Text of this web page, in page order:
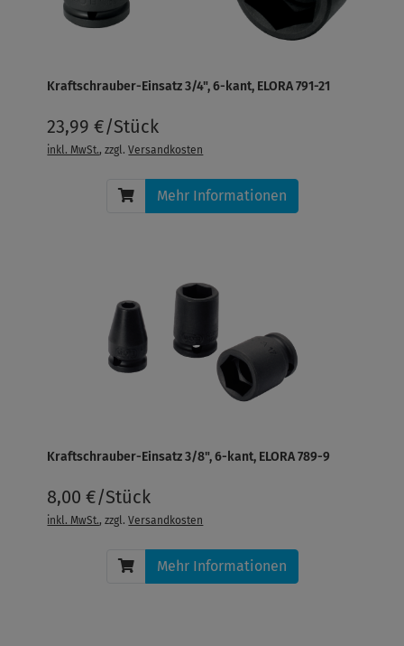
Kraftschrauber-Einsatz 3/4", 6-kant, ELORA 791-21
23,99 €/Stück
inkl. MwSt., zzgl.Versandkosten
Mehr Informationen
Kraftschrauber-Einsatz 3/8", 6-kant, ELORA 789-9
8,00 €/Stück
inkl. MwSt., zzgl.Versandkosten
Mehr Informationen